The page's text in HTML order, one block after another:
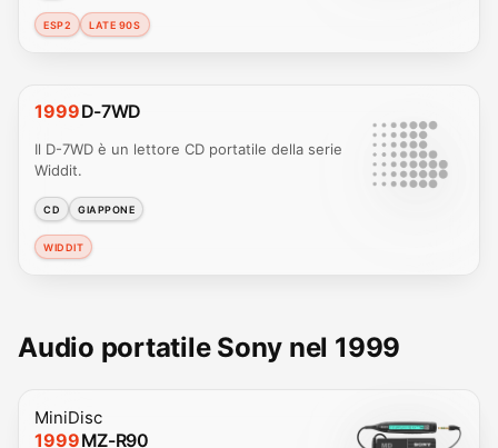
ESP2 LATE 90S
1999D-7WD
Il D-7WD è un lettore CD portatile della serie
Widdit.
CD GIAPPONE
WIDDIT
Audio portatile Sony nel 1999
MiniDisc
1999MZ-R90